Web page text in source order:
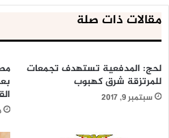
مقالات ذات صلة
لحج: المدفعية تستهدف تجمعات
للمرتزقة شرق كهبوب
سبتمبر 9, 2017